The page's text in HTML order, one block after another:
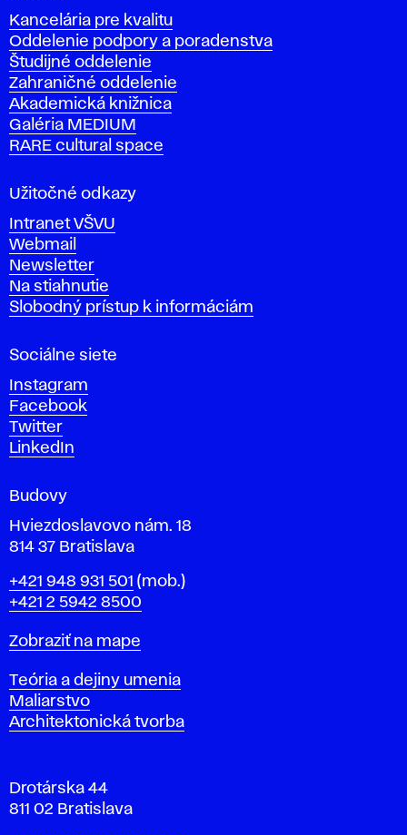
s
o
k
á
š
k
o
a
ý
t
v
a
r
ý
c
h
u
m
e
í
v
r
a
i
s
l
a
v
Kancelária pre kvalitu
Oddelenie podpory a poradenstva
Študijné oddelenie
Zahraničné oddelenie
Akademická knižnica
Galéria MEDIUM
RARE cultural space
Užitočné odkazy
Intranet VŠVU
Webmail
Newsletter
Na stiahnutie
Slobodný prístup k informáciám
Sociálne siete
Instagram
Facebook
Twitter
LinkedIn
Budovy
Hviezdoslavovo nám. 18
814 37 Bratislava
Telefón
+421 948 931 501 (mob.)
+421 2 5942 8500
Mapa
Zobraziť na mape
Katedry
Teória a dejiny umenia
Maliarstvo
Architektonická tvorba
Drotárska 44
811 02 Bratislava